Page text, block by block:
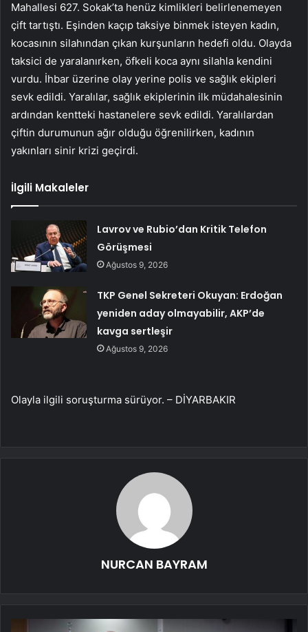
Mahallesi 627. Sokak’ta henüz kimlikleri belirlenemeyen
çift tartıştı. Eşinden kaçıp taksiye binmek isteyen kadın,
kocasının silahından çıkan kurşunların hedefi oldu. Olayda
taksici de yaralanırken, öfkeli koca aynı silahla kendini
vurdu. İhbar üzerine olay yerine polis ve sağlık ekipleri
sevk edildi. Yaralılar, sağlık ekiplerinin ilk müdahalesinin
ardından kentteki hastanelere sevk edildi. Yaralılardan
çiftin durumunun ağır olduğu öğrenilirken, kadının
yakınları sinir krizi geçirdi.
İlgili Makaleler
Lavrov ve Rubio’dan Kritik Telefon
Görüşmesi
Ağustos 9, 2026
TKP Genel Sekreteri Okuyan: Erdoğan
yeniden aday olmayabilir, AKP’de
kavga sertleşir
Ağustos 9, 2026
Olayla ilgili soruşturma sürüyor. – DİYARBAKIR
NURCAN BAYRAM